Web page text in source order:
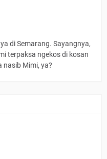
di Semarang. Sayangnya,
terpaksa ngekos di kosan
nasib Mimi, ya?